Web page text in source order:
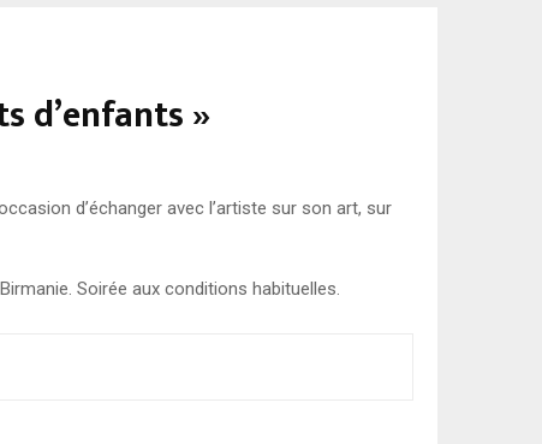
d’enfants »
d’échanger avec l’artiste sur son art, sur
Soirée aux conditions habituelles.